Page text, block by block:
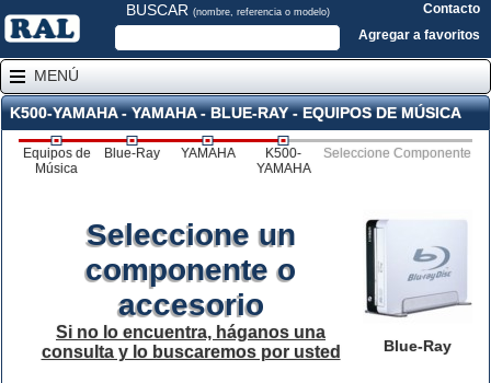
BUSCAR (nombre, referencia o modelo)
Contacto
Agregar a favoritos
MENÚ
K500-YAMAHA - YAMAHA - BLUE-RAY - EQUIPOS DE MÚSICA
Equipos de
Música
Blue-Ray YAMAHA
K500-
YAMAHA
Seleccione Componente
Blue-Ray
Seleccione un
componente o
accesorio
Si no lo encuentra, háganos una
consulta y lo buscaremos por usted